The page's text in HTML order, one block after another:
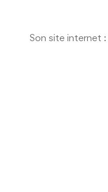
Son site internet :